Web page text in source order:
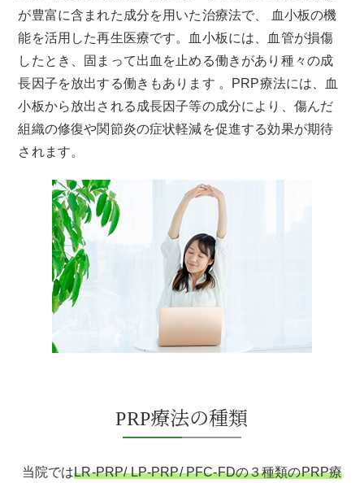
が豊富に含まれた成分を用いた治療法で、 血小板の機
能を活用した再生医療です。血小板には、血管が損傷
したとき、固まって出血を止める働きがあり種々の成
長因子を放出する働きもあります 。PRP療法には、血
小板から放出される成長因子等の成分により、傷んだ
組織の修復や関節炎の症状軽減を促進する効果が期待
されます。
PRP療法の種類
当院ではLR-PRP/ LP-PRP/ PFC-FDの３種類のPRP療